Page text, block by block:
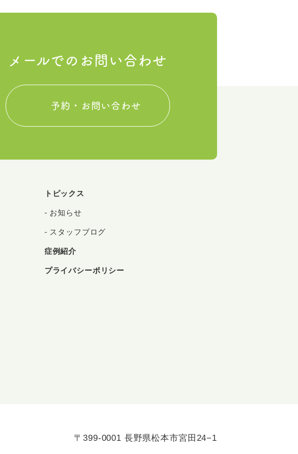
メールでのお問い合わせ
予約・お問い合わせ
トピックス
お知らせ
スタッフブログ
症例紹介
プライバシーポリシー
〒399-0001 長野県松本市宮田24−1